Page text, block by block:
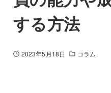
する方法
2023年5月18日 コラム